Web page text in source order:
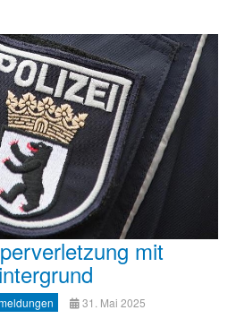
mit
31. Mai 2025